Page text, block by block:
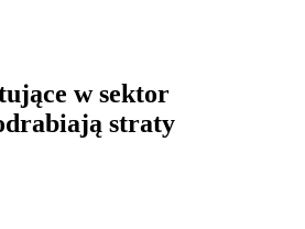
w sektor
straty